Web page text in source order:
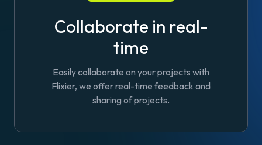
Collaborate in real-
time
Easily collaborate on your projects with
Flixier, we offer real-time feedback and
sharing of projects.